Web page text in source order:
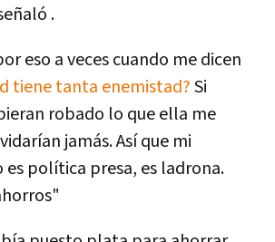
.
eso a veces cuando me dicen
tiene tanta enemistad?Si
robado lo que ella me
jamás. Así que mi
es política presa, es ladrona.